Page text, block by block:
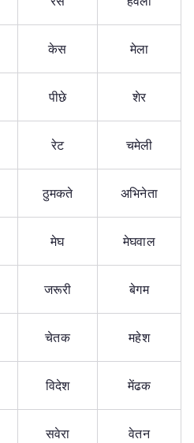
केस मेला
पीछे शेर
रेट चमेली
ठुमकते अभिनेता
मेघ मेघवाल
जरूरी बेगम
चेतक महेश
विदेश मेंढक
सवेरा वेतन